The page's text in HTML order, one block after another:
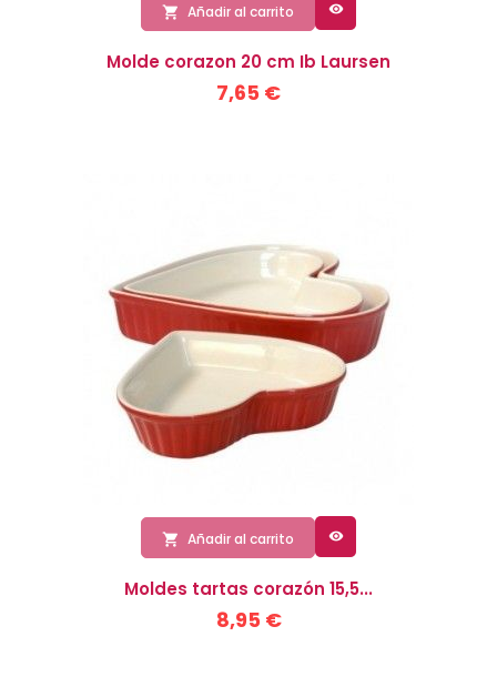
 Añadir al carrito 
Molde corazon 20 cm Ib Laursen
7,65 €
 Añadir al carrito 
Moldes tartas corazón 15,5...
8,95 €